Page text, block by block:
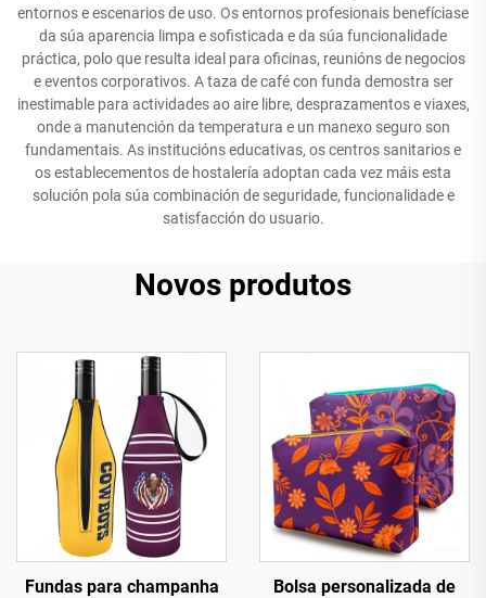
entornos e escenarios de uso. Os entornos profesionais benefíciase
da súa aparencia limpa e sofisticada e da súa funcionalidade
práctica, polo que resulta ideal para oficinas, reunións de negocios
e eventos corporativos. A taza de café con funda demostra ser
inestimable para actividades ao aire libre, desprazamentos e viaxes,
onde a manutención da temperatura e un manexo seguro son
fundamentais. As institucións educativas, os centros sanitarios e
os establecementos de hostalería adoptan cada vez máis esta
solución pola súa combinación de seguridade, funcionalidade e
satisfacción do usuario.
Novos produtos
Fundas para champanha
Bolsa personalizada de